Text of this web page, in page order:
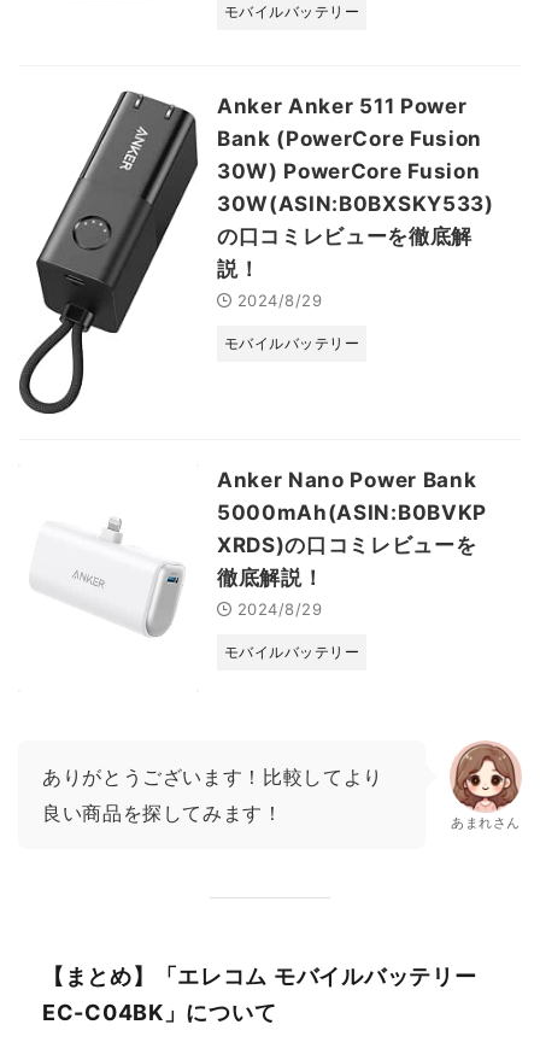
モバイルバッテリー
Anker Anker 511 Power
Bank (PowerCore Fusion
30W) PowerCore Fusion
30W(ASIN:B0BXSKY533)
の口コミレビューを徹底解
説！
2024/8/29
モバイルバッテリー
Anker Nano Power Bank
5000mAh(ASIN:B0BVKP
XRDS)の口コミレビューを
徹底解説！
2024/8/29
モバイルバッテリー
ありがとうございます！比較してより
良い商品を探してみます！
あまれさん
【まとめ】「エレコム モバイルバッテリー
EC-C04BK」について